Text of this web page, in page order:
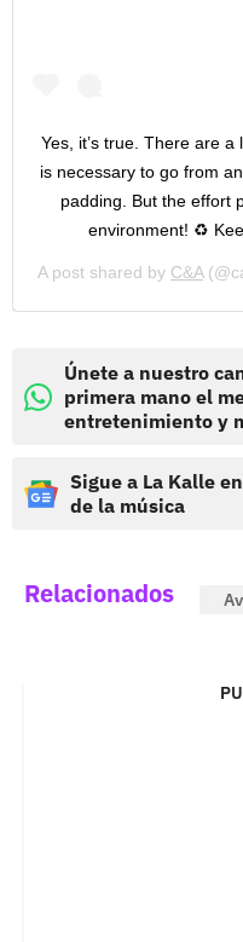
Yes, it’s true. There are
is necessary to go from
padding. But the effort
environment! ♻️
A post shared by C&A
Únete a nuestro
primera mano el
entretenimiento y
Sigue a La Kalle
de la música
Relacionados